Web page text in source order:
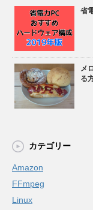
省
メ
る
カテゴリー
Amazon
FFmpeg
Linux